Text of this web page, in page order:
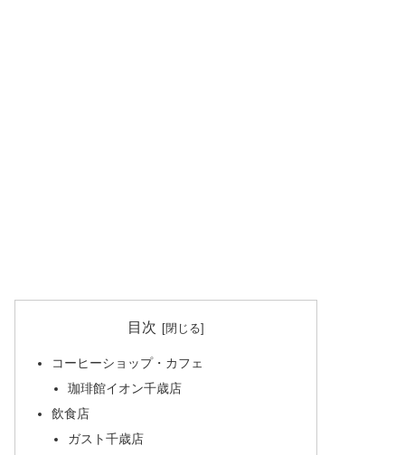
目次
コーヒーショップ・カフェ
珈琲館イオン千歳店
飲食店
ガスト千歳店